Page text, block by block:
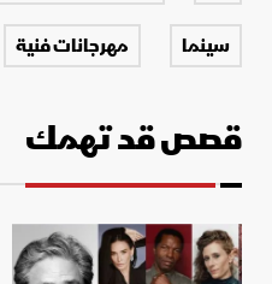
سينما
مهرجانات فنية
قصص قد تهمك